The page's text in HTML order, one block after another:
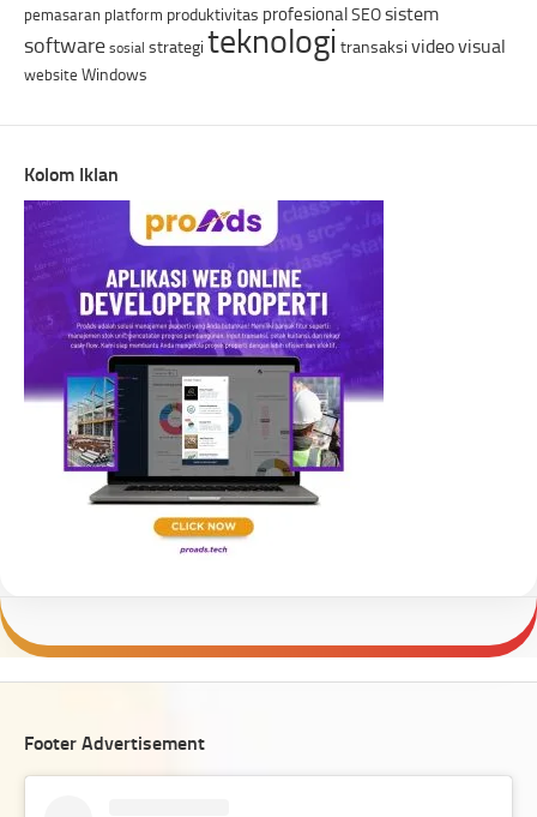
pemasaran platform produktivitas profesionalSEOsistem
software sosial strategi teknologi transaksi videovisual
website Windows
Kolom Iklan
Footer Advertisement